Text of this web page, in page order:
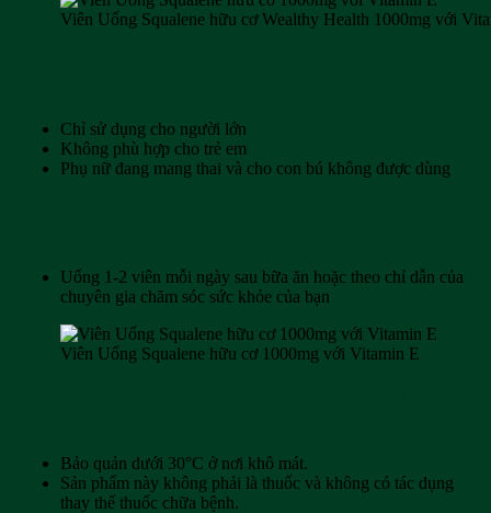
Viên Uống Squalene hữu cơ Wealthy Health 1000mg với
Chỉ sử dụng cho người lớn
Không phù hợp cho trẻ em
Phụ nữ đang mang thai và cho con bú không được dùng
Uống 1-2 viên mỗi ngày sau bữa ăn hoặc theo chỉ dẫn của
chuyên gia chăm sóc sức khỏe của bạn
Viên Uống Squalene hữu cơ 1000mg với Vitamin E
Bảo quản dưới 30°C ở nơi khô mát.
Sản phẩm này không phải là thuốc và không có tác dụng
thay thế thuốc chữa bệnh.